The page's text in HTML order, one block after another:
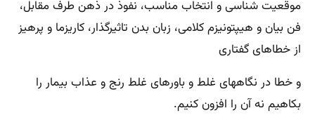
موقعیت شناسی و انتخاب مناسب، نفوذ در ذهن طرف مقابل،
فن بیان و هیپتونیزم کلامی، زبان بدن تاثیرگذار، کاریزما و پرهیز
از خطاهای گفتاری
و خطا در نگاههای غلط و باورهای غلط رنج و عذاب بیمار را
بکاهیم نه آن را افزون کنیم.